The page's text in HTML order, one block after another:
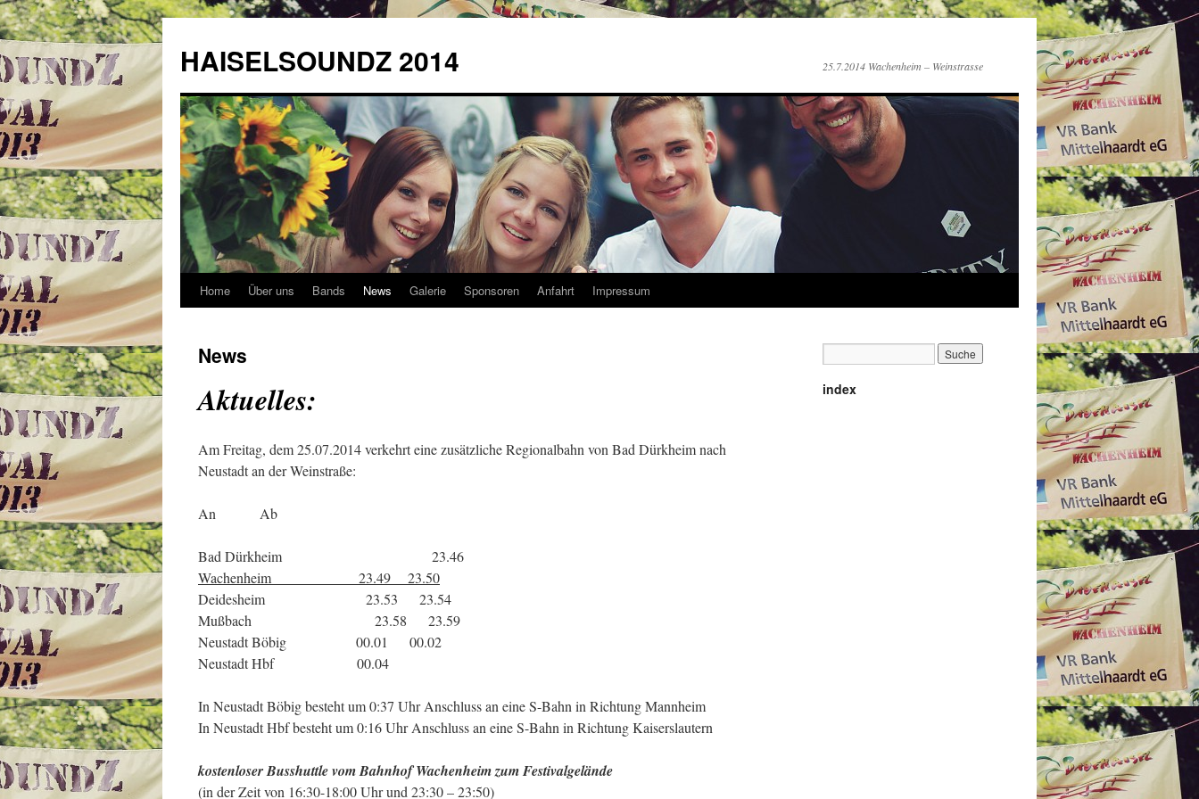
HAISELSOUNDZ 2014 25.7.2014 Wachenheim – Weinstrasse
Home Über uns Bands News Galerie Sponsoren Anfahrt Impressum
News
Aktuelles:
Am Freitag, dem 25.07.2014 verkehrt eine zusätzliche Regionalbahn von Bad Dürkheim nach
Neustadt an der Weinstraße:
An Ab
Bad Dürkheim 23.46
Wachenheim 23.49 23.50
Deidesheim 23.53 23.54
Mußbach 23.58 23.59
Neustadt Böbig 00.01 00.02
Neustadt Hbf 00.04
In Neustadt Böbig besteht um 0:37 Uhr Anschluss an eine S-Bahn in Richtung Mannheim
In Neustadt Hbf besteht um 0:16 Uhr Anschluss an eine S-Bahn in Richtung Kaiserslautern
kostenloser Busshuttle vom Bahnhof Wachenheim zum Festivalgelände
(in der Zeit von 16:30-18:00 Uhr und 23:30 – 23:50)
index